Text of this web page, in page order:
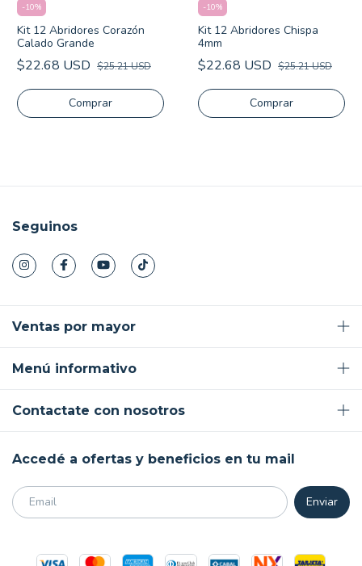
-10%
Kit 12 Abridores Corazón
Calado Grande
$22.68 USD $25.21 USD
-10%
Kit 12 Abridores Chispa
4mm
$22.68 USD $25.21 USD
Comprar
Seguinos
Ventas por mayor
Menú informativo
Contactate con nosotros
Accedé a ofertas y beneficios en tu mail